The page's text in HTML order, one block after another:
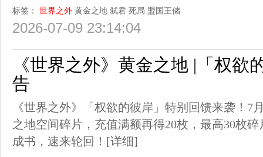
标签： 世界之外 黄金之地 弑君 死局 盟国王储
2026-07-09 23:14:04
《世界之外》黄金之地 |「权欲
告
《世界之外》「权欲的彼岸」特别回馈来袭！7
之地空间碎片，充值满额再得20枚，最高30枚
成书，速来轮回！ [详细]